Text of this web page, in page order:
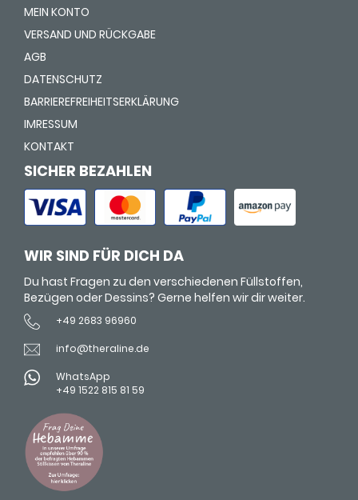
MEIN KONTO
VERSAND UND RÜCKGABE
AGB
DATENSCHUTZ
BARRIEREFREIHEITSERKLÄRUNG
IMRESSUM
KONTAKT
SICHER BEZAHLEN
WIR SIND FÜR DICH DA
Du hast Fragen zu den verschiedenen Füllstoffen,
Bezügen oder Dessins? Gerne helfen wir dir weiter.
+49 2683 96960
info@theraline.de
WhatsApp
+49 1522 815 81 59